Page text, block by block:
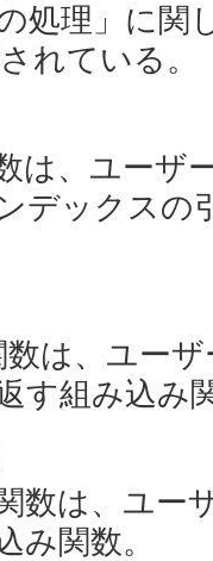
処理」に
れている。
は、ユーザ
デックスの
は、ユー
す組み込み
数は、ユー
み関数。